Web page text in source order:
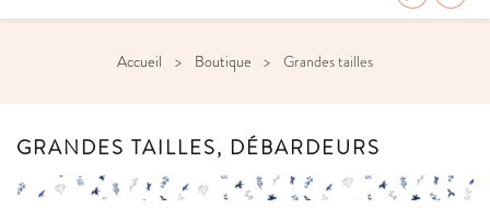
Accueil Boutique Grandes tailles
GRANDES TAILLES, DÉBARDEURS